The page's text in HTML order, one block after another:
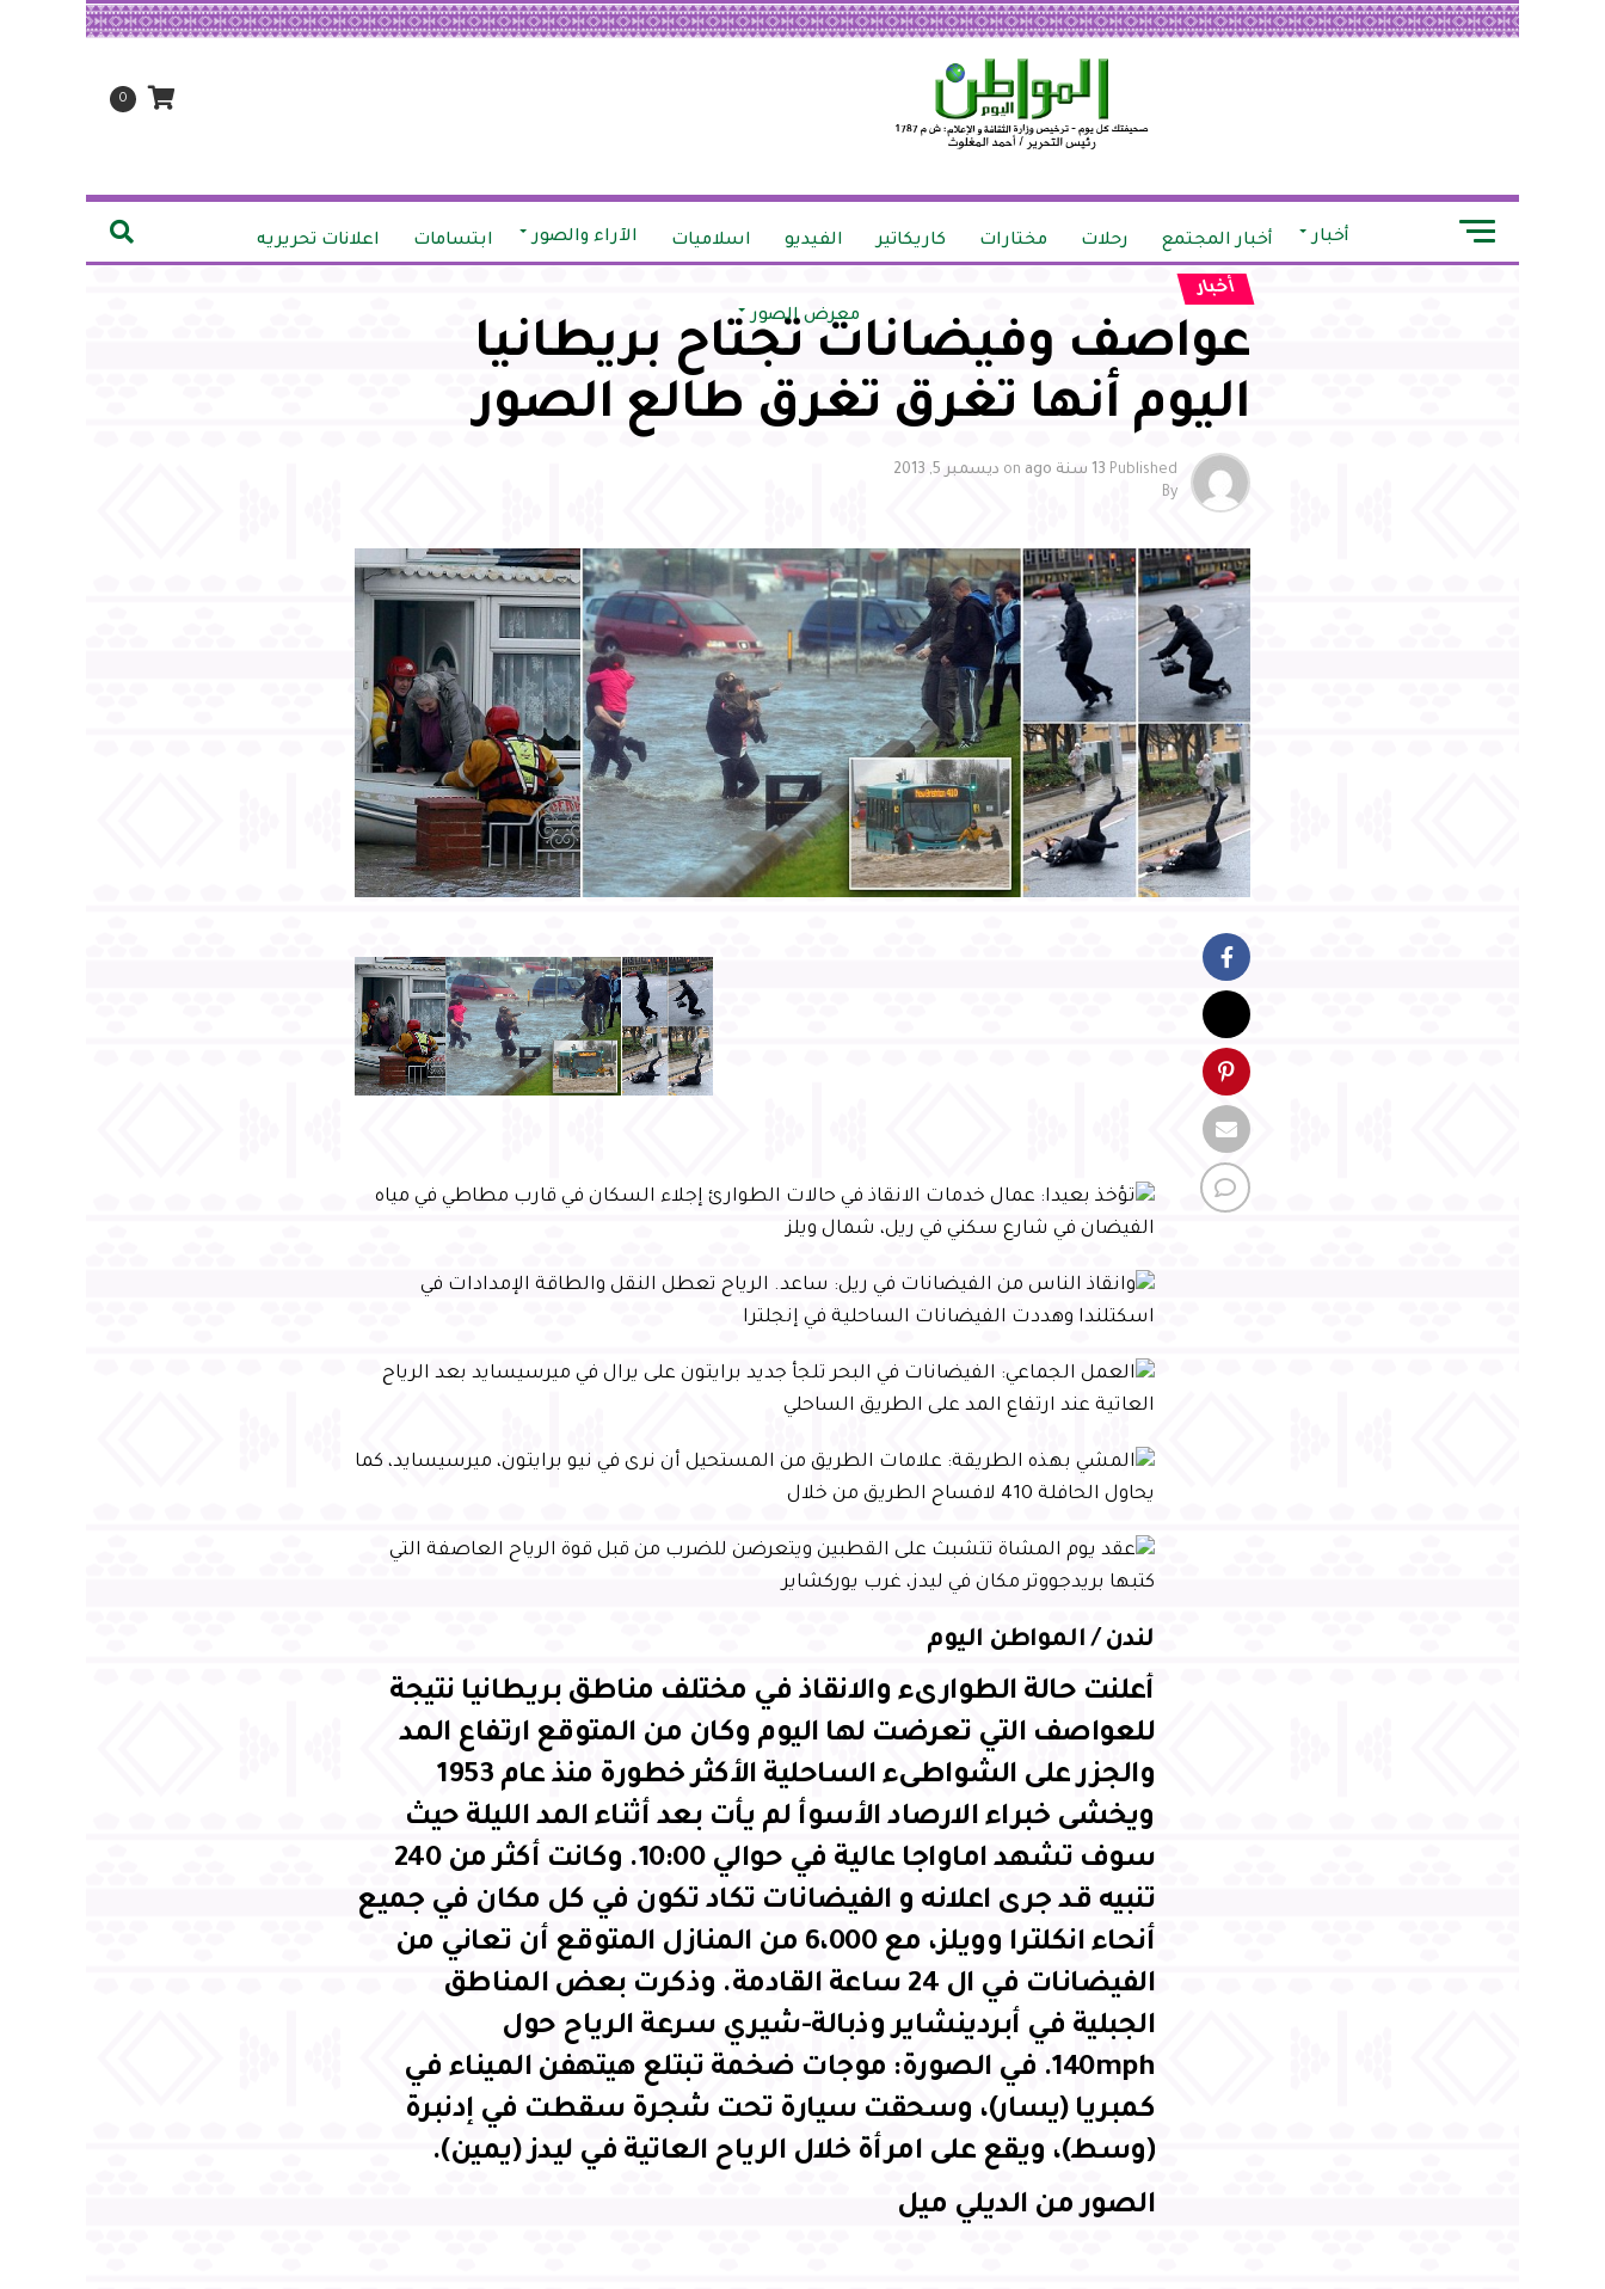
0
أخبار أخبار المجتمع رحلات مختارات كاريكاتير الفيديو اسلاميات الآراء والصور ابتسامات اعلانات تحريريه
معرض الصور
أخبار
عواصف وفيضانات تجتاح بريطانيا
اليوم أنها تغرق تغرق طالع الصور
Published 13 سنة ago on ديسمبر 5, 2013
By
لندن / المواطن اليوم
أعلنت حالة الطوارىء والانقاذ في مختلف مناطق بريطانيا نتيجة
للعواصف التي تعرضت لها اليوم وكان من المتوقع ارتفاع المد
والجزر على الشواطىء الساحلية الأكثر خطورة منذ عام 1953
ويخشى خبراء الارصاد الأسوأ لم يأت بعد أثناء المد الليلة حيث
سوف تشهد اماواجا عالية في حوالي 10:00. وكانت أكثر من 240
تنبيه قد جرى اعلانه و الفيضانات تكاد تكون في كل مكان في جميع
أنحاء انكلترا وويلز، مع 6،000 من المنازل المتوقع أن تعاني من
الفيضانات في ال 24 ساعة القادمة. وذكرت بعض المناطق
الجبلية في أبردينشاير وذبالة-شيري سرعة الرياح حول
140mph. في الصورة: موجات ضخمة تبتلع هيتهفن الميناء في
كمبريا (يسار)، وسحقت سيارة تحت شجرة سقطت في إدنبرة
(وسط)، ويقع على امرأة خلال الرياح العاتية في ليدز (يمين).
الصور من الديلي ميل